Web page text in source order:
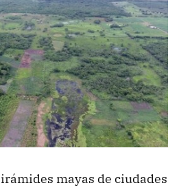
mayas de ciudades